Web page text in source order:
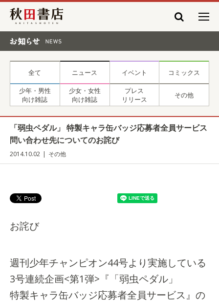
秋田書店
全て ニュース イベント コミックス
少年・男性
向け雑誌
少女・女性
向け雑誌
プレス
リリース
その他
「弱虫ペダル」 特製キャラ缶バッジ応募者全員サービス
問い合わせ先についてのお詫び
2014.10.02 その他
お詫び
週刊少年チャンピオン44号より実施している
3号連続企画<第1弾>『「弱虫ペダル」
特製キャラ缶バッジ応募者全員サービス』の